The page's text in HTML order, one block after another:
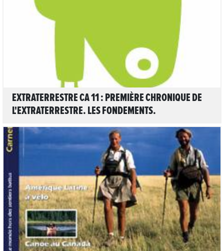
EXTRATERRESTRE CA 11 : PREMIÈRE CHRONIQUE DE
L'EXTRATERRESTRE. LES FONDEMENTS.
LIRE L'ARTICLE